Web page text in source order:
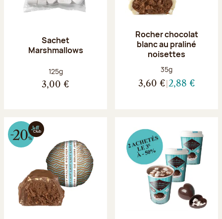
Sachet
Marshmallows
Poids net :
125g
3,00 €
Rocher chocolat
blanc au praliné
noisettes
Poids net :
35g
3,60 € 2,88 €